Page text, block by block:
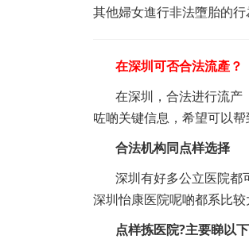
其他婦女進行非法墮胎的行
在深圳可否合法流產？
在深圳，合法进行流产
咗啲关键信息，希望可以帮
合法机构同点样选择
深圳有好多公立医院都
深圳怡康医院呢啲都系比较
点样拣医院?主要睇以